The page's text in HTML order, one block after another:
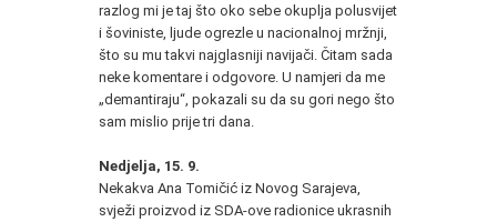
razlog mi je taj što oko sebe okuplja polusvijet
i šoviniste, ljude ogrezle u nacionalnoj mržnji,
što su mu takvi najglasniji navijači. Čitam sada
neke komentare i odgovore. U namjeri da me
„demantiraju“, pokazali su da su gori nego što
sam mislio prije tri dana.
Nedjelja, 15. 9.
Nekakva Ana Tomičić iz Novog Sarajeva,
svježi proizvod iz SDA-ove radionice ukrasnih